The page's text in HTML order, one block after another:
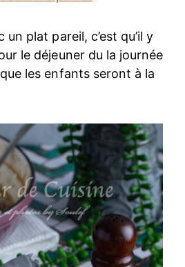
un plat pareil, c’est qu’il y
le déjeuner du la journée
les enfants seront à la